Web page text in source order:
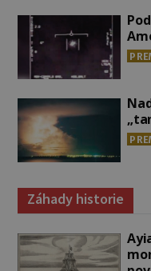
Záhady historie